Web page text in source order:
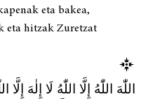
eta bakea,
eta hitzak Zuretzat
اللّٰهَ اللّٰهُ إِلَّا اللّٰهُ لَا إِلٰهَ إِلَّا